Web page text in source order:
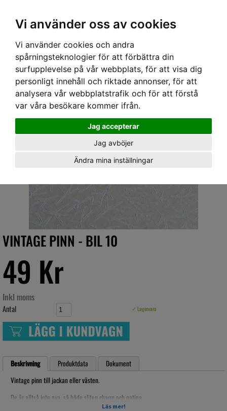
Vi använder oss av cookies
Vi använder cookies och andra
spårningsteknologier för att förbättra din
surfupplevelse på vår webbplats, för att visa dig
personligt innehåll och riktade annonser, för att
analysera vår webbplatstrafik och för att förstå
var våra besökare kommer ifrån.
Jag accepterar
Jag avböjer
Ändra mina inställningar
Hem› ACCESSOARER ›BROSCH› VINTAGE PINN - BIL 10
VINTAGE PINN - BIL 10
49 Kr
Inkl moms
Antal ✓ Lagervara
Beskrivning Produktdata
Dokument
Vintage pinn till jackan eller västen.
De är alltså inte nya, så både sliten charm och patina.
Läs mer!